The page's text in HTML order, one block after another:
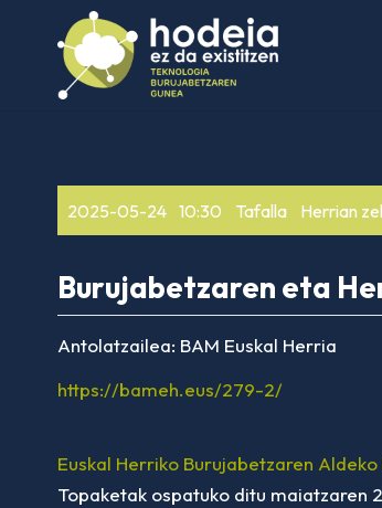
2025-05-24 10:30 Tafalla Herrian
Burujabetzaren eta
Antolatzailea: BAM Euskal Herria
https://bameh.eus/279-2/
Euskal Herriko Burujabetzaren
Topaketak ospatuko ditu maiatzaren